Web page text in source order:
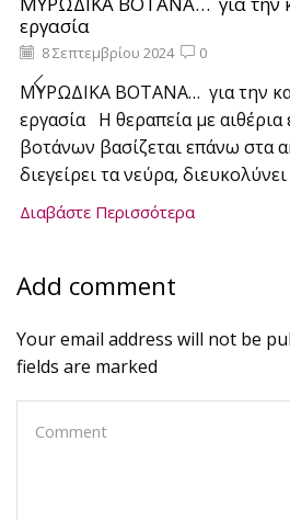
εργασία
8 Σεπτεμβρίου 2024 0
ΜΥΡΩΔΙΚΑ ΒΟΤΑΝΑ… για την
εργασία Η θεραπεία με αιθέρια
βοτάνων βασίζεται επάνω στα
διεγείρει τα νεύρα, διευκολύνει
Διαβάστε Περισσότερα
Add comment
Your email address will not be
fields are marked